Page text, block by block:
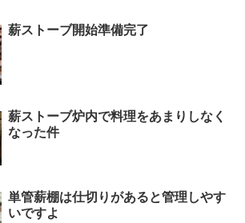
薪ストーブ開始準備完了
薪ストーブ炉内で料理をあまりしなく
なった件
単管薪棚は仕切りがあると管理しやす
いですよ